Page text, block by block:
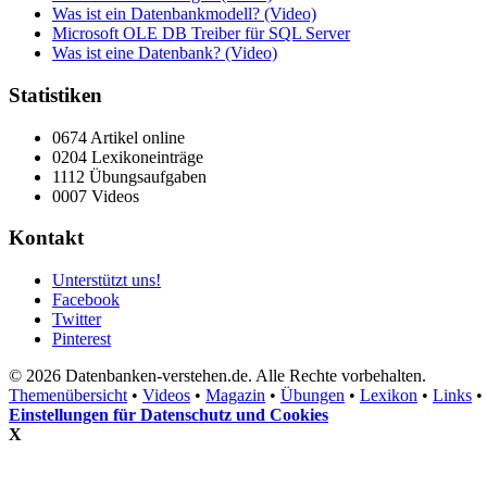
Was ist ein Datenbankmodell? (Video)
Microsoft OLE DB Treiber für SQL Server
Was ist eine Datenbank? (Video)
Statistiken
0674 Artikel online
0204 Lexikoneinträge
1112 Übungsaufgaben
0007 Videos
Kontakt
Unterstützt uns!
Facebook
Twitter
Pinterest
© 2026 Datenbanken-verstehen.de. Alle Rechte vorbehalten.
Themenübersicht • Videos • Magazin • Übungen • Lexikon • Links •
Einstellungen für Datenschutz und Cookies
X